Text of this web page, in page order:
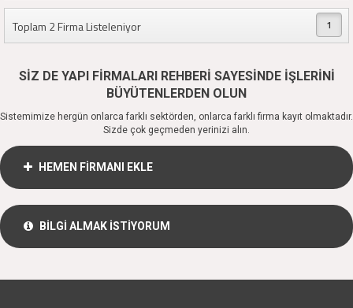
Toplam 2 Firma Listeleniyor 1
SİZ DE YAPI FİRMALARI REHBERİ SAYESİNDE İŞLERİNİ
BÜYÜTENLERDEN OLUN
Sistemimize hergün onlarca farklı sektörden, onlarca farklı firma kayıt olmaktadır.
Sizde çok geçmeden yerinizi alın.
HEMEN FİRMANI EKLE
BİLGİ ALMAK İSTİYORUM